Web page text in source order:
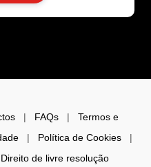
| FAQs | Termos e
| Política de Cookies|
Direito de livre resolução